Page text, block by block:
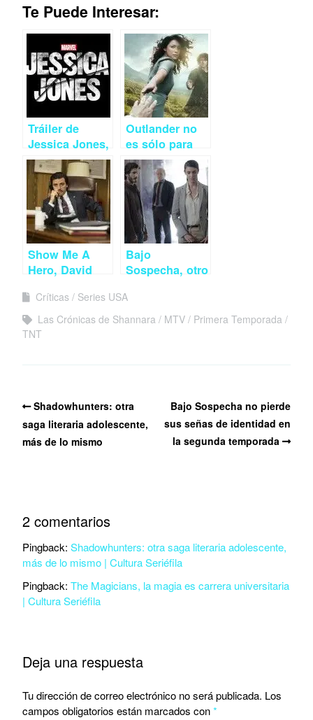
Te Puede Interesar:
Tráiler de
Jessica Jones,
la nueva serie
de Marvel para
Netflix
Outlander no
es sólo para
chicas
Show Me A
Hero, David
principiantes
Bajo
Sospecha, otro
adelante para
la ficción
Críticas
Series USA
Las Crónicas de Shannara
MTV
Primera Temporada
TNT
Shadowhunters: otra
saga literaria adolescente,
más de lo mismo
Bajo Sospecha no pierde
sus señas de identidad en
la segunda temporada
2 comentarios
Pingback: Shadowhunters: otra saga literaria adolescente,
más de lo mismo | Cultura Seriéfila
Pingback: The Magicians, la magia es carrera universitaria
| Cultura Seriéfila
Deja una respuesta
Tu dirección de correo electrónico no será publicada. Los
campos obligatorios están marcados con*